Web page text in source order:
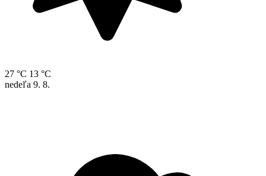
27 °C 13 °C
nedeľa 9. 8.